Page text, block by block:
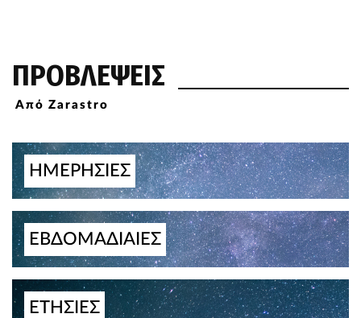
ΠΡΟΒΛΕΨΕΙΣ
Από Zarastro
ΗΜΕΡΗΣΙΕΣ
ΕΒΔΟΜΑΔΙΑΙΕΣ
ΕΤΗΣΙΕΣ